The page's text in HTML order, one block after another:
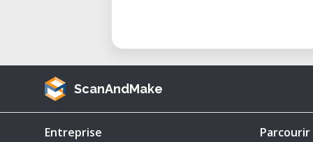
ScanAndMake
Entreprise Parcourir